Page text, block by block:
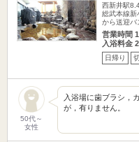
西新井駅
総武本線新
から送迎バ
営業時間
入浴料金
日帰り
50代～
女性
入浴場に歯ブラシ，
が，有りません。